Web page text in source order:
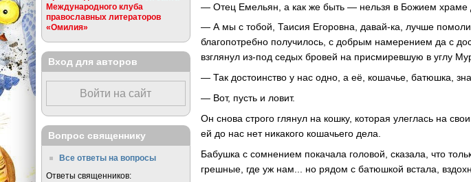
— Отец Емельян, а как же быть — нельзя в Божием храме
— А мы с тобой, Таисия Егоровна, давай-ка, лучше
благопотребно получилось, с добрым намерением да с
взглянул из-под седых бровей на присмиревшую в углу
— Так достоинство у нас одно, а её, кошачье, батюшка,
— Вот, пусть и ловит.
Он снова строго глянул на кошку, которая улеглась на
ей до нас нет никакого кошачьего дела.
Бабушка с сомнением покачала головой, сказала, что
грешные, где уж нам... но рядом с батюшкой встала,
Международного клуба
православных литераторов
«Омилия»
Вход для авторов
Войти на сайт
Вопрос священнику
Все ответы на вопросы
Ответы священников: